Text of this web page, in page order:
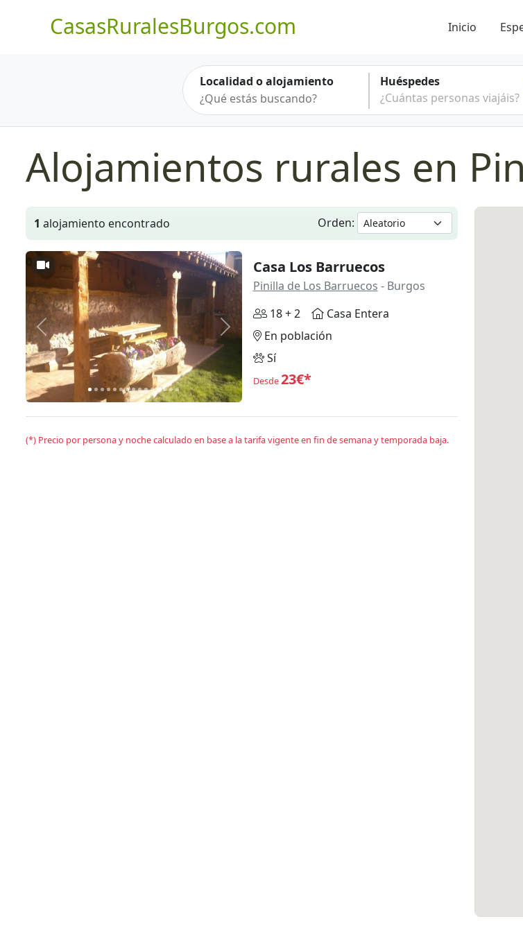
CasasRuralesBurgos.com Inicio
Localidad o alojamiento
Huéspedes
¿Cuántas personas viajáis?
Alojamientos rurales en
1 alojamiento encontrado Orden:
Anterior Siguiente
Casa Los Barruecos
Pinilla de Los Barruecos - Burgos
18 + 2
Casa Entera
En población
Sí
Desde23€*
(*) Precio por persona y noche calculado en base a la tarifa vigente en fin de semana y temporada baja.